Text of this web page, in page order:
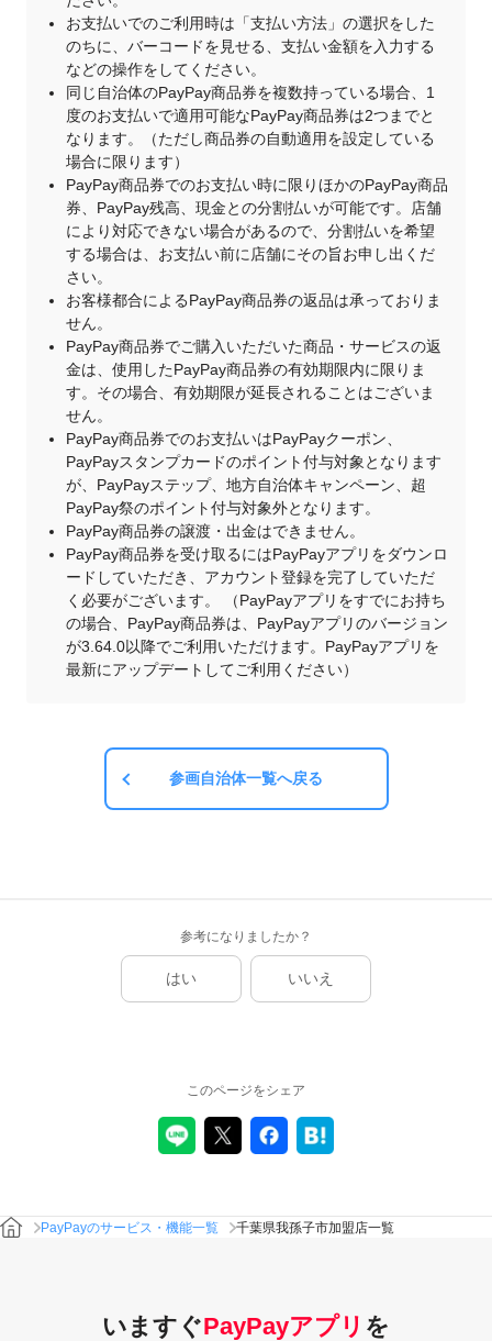
お支払いでのご利用時は「支払い方法」の選択をした
のちに、バーコードを見せる、支払い金額を入力する
などの操作をしてください。
同じ自治体のPayPay商品券を複数持っている場合、1
度のお支払いで適用可能なPayPay商品券は2つまでと
なります。（ただし商品券の自動適用を設定している
場合に限ります）
PayPay商品券でのお支払い時に限りほかのPayPay商品
券、PayPay残高、現金との分割払いが可能です。店舗
により対応できない場合があるので、分割払いを希望
する場合は、お支払い前に店舗にその旨お申し出くだ
さい。
お客様都合によるPayPay商品券の返品は承っておりま
せん。
PayPay商品券でご購入いただいた商品・サービスの返
金は、使用したPayPay商品券の有効期限内に限りま
す。その場合、有効期限が延長されることはございま
せん。
PayPay商品券でのお支払いはPayPayクーポン、
PayPayスタンプカードのポイント付与対象となります
が、PayPayステップ、地方自治体キャンペーン、超
PayPay祭のポイント付与対象外となります。
PayPay商品券の譲渡・出金はできません。
PayPay商品券を受け取るにはPayPayアプリをダウンロ
ードしていただき、アカウント登録を完了していただ
く必要がございます。 （PayPayアプリをすでにお持ち
の場合、PayPay商品券は、PayPayアプリのバージョン
が3.64.0以降でご利用いただけます。PayPayアプリを
最新にアップデートしてご利用ください）
参画自治体一覧へ戻る
参考になりましたか？
はい いいえ
このページをシェア
PayPayのサービス・機能一覧 千葉県我孫子市加盟店一覧
いますぐPayPayアプリ を